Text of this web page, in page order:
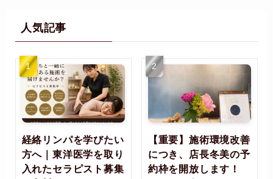
人気記事
経絡リンパを学びたい
方へ｜東洋医学を取り
入れたセラピスト募集
【重要】施術環境改善
につき、店長冬美の予
約枠を開放します！